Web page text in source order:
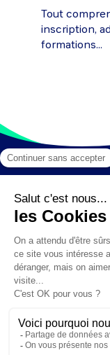
Tout
inscription,
formations...